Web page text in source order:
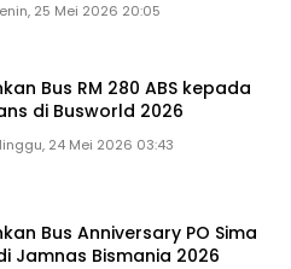
25 Mei 2026 20:05
Bus RM 280 ABS kepada
di Busworld 2026
24 Mei 2026 03:43
Bus Anniversary PO Sima
Jamnas Bismania 2026